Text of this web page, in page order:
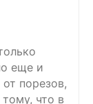
еще и
порезов,
что в